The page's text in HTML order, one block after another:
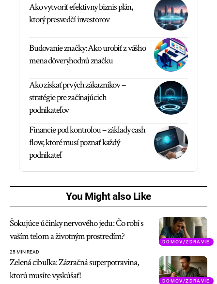
Ako vytvoriť efektívny biznis plán,
ktorý presvedčí investorov
Budovanie značky: Ako urobiť z vášho
mena dôveryhodnú značku
Ako získať prvých zákazníkov –
stratégie pre začínajúcich
podnikateľov
Financie pod kontrolou – základy cash
flow, ktoré musí poznať každý
podnikateľ
You Might also Like
DOMOV/ZDRAVIE
Šokujúce účinky nervového jedu: Čo robí s
vaším telom a životným prostredím?
25 MIN READ
DOMOV/ZDRAVIE
Zelená cibuľka: Zázračná superpotravina,
ktorú musíte vyskúšať!